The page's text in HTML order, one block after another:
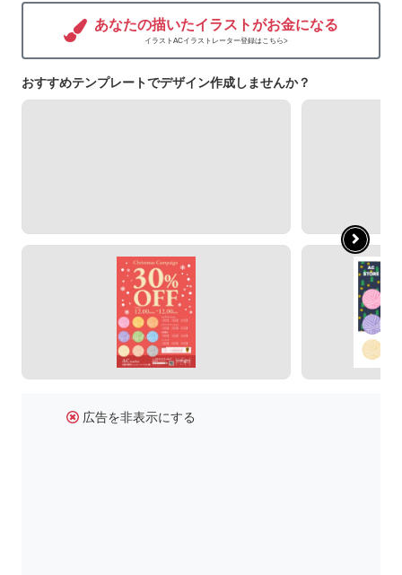
あなたの描いたイラストがお金になる
イラストACイラストレーター登録はこちら>
おすすめテンプレートでデザイン作成しませんか？
広告を非表示にする